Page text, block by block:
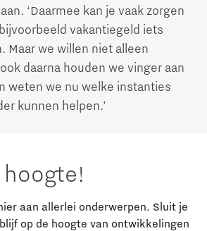
‘Daarmee kan je vaak zorgen
vakantiegeld iets
Maar we willen niet alleen
daarna houden we vinger aan
weten we nu welke instanties
kunnen helpen.’
hoogte!
aan allerlei onderwerpen. Sluit je
op de hoogte van ontwikkelingen